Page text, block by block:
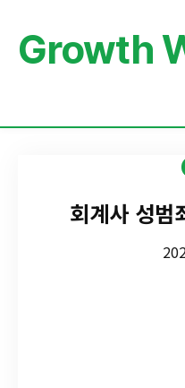
Growth
회계사 성범